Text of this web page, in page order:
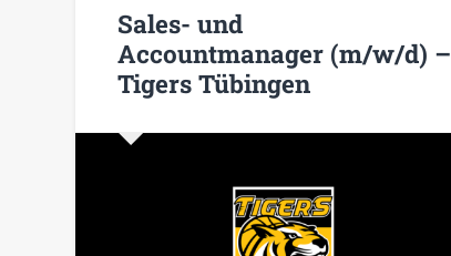
Sales- und
Accountmanager (m/w/d) –
Tigers Tübingen